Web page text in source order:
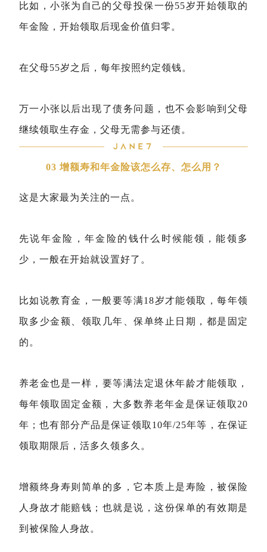
比如，小张为自己的父母投保一份55岁开始领取的
年金险，开始领取后现金价值归零。
在父母55岁之后，每年按照约定领钱。
万一小张以后出现了债务问题，也不会影响到父母
继续领取生存金，父母无需参与还债。
03 增额寿和年金险该怎么存、怎么用？
这是大家最为关注的一点。
先说年金险，年金险的钱什么时候能领，能领多
少，一般在开始就设置好了。
比如说教育金，一般要等满18岁才能领取，每年领
取多少金额、领取几年、保单终止日期，都是固定
的。
养老金也是一样，要等满法定退休年龄才能领取，
每年领取固定金额，大多数养老年金是保证领取20
年；也有部分产品是保证领取10年/25年等，在保证
领取期限后，活多久领多久。
增额终身寿则简单的多，它本质上是寿险，被保险
人身故才能赔钱；也就是说，这份保单的有效期是
到被保险人身故。